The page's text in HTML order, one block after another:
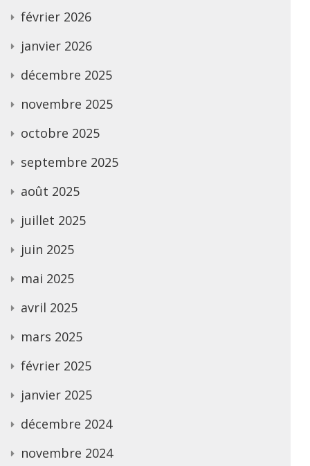
février 2026
janvier 2026
décembre 2025
novembre 2025
octobre 2025
septembre 2025
août 2025
juillet 2025
juin 2025
mai 2025
avril 2025
mars 2025
février 2025
janvier 2025
décembre 2024
novembre 2024